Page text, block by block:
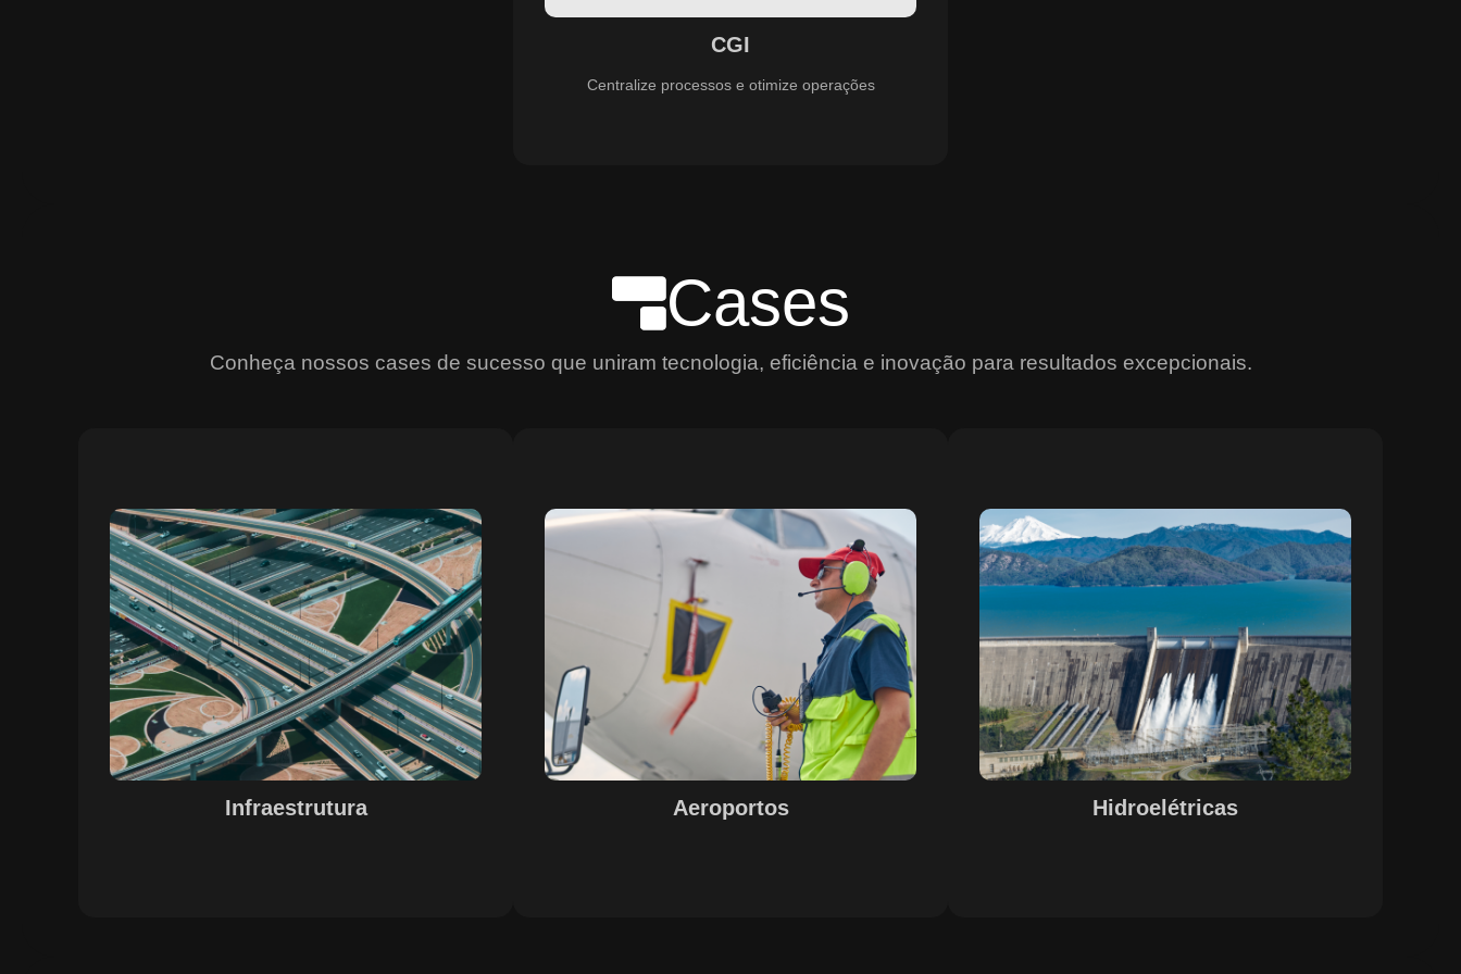
CGI
Centralize processos e otimize operações
Cases
Conheça nossos cases de sucesso que uniram tecnologia, eficiência e inovação para resultados excepcionais.
Infraestrutura
Sobre o Case Infraestrutura
A parceria no gerenciamento de infraestruturas urbanas
destacou a capacidade da SETE em personalizar
soluções tecnológicas para gestão pública. Com o apoio
do Regente e ferramentas de geoprocessamento,
sistemas foram desenvolvidos para o gerenciamento de
pavimentações, áreas verdes e redes de drenagem,
permitindo maior eficiência, controle e precisão na
execução das operações.
Aeroportos
Sobre o Case Aeroportos
A parceria entre SECURITY, EPS, Juiz de Fora e SETE,
com o suporte do Maestro, trouxe soluções inovadoras
para o sucesso na gestão e operação de aeroportos. A
implementação de tecnologias avançadas garantiu
eficiência e excelência nos resultados, com destaque
para o controle de acesso, limpeza e conservação,
segurança e otimização de processos operacionais. A
digitalização e automação de processos internos
proporcionaram agilidade e precisão nas operações.
Hidroelétricas
Sobre o Case Hidroelétricas
A parceria entre a EPS e a SETE, com o suporte do
Maestro, otimizou o controle de pessoal, documentação
e evidências de processos nas operações de
hidrelétricas. A centralização das informações e a
automação de processos garantiram uma gestão
integrada e eficiente, alinhada às necessidades do setor.
A solução proporcionou maior visibilidade, conformidade
legal e agilidade na gestão de recursos humanos e
operações, promovendo um ambiente de trabalho mais
estruturado e funcional.